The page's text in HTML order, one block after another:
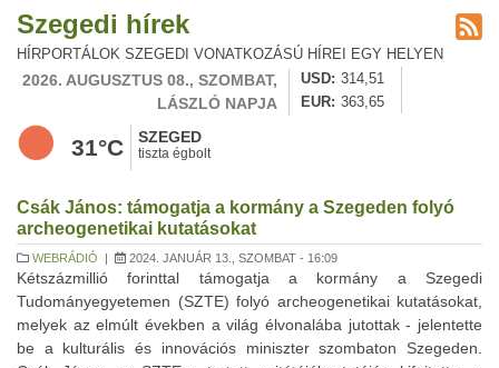
Szegedi hírek
HÍRPORTÁLOK SZEGEDI VONATKOZÁSÚ HÍREI EGY HELYEN
2026. AUGUSZTUS 08., SZOMBAT,
LÁSZLÓ NAPJA
USD
314,51
EUR
363,65
31°C SZEGED
tiszta égbolt
Csák János: támogatja a kormány a Szegeden folyó
archeogenetikai kutatásokat
WEBRÁDIÓ | 2024. JANUÁR 13., SZOMBAT - 16:09
Kétszázmillió forinttal támogatja a kormány a Szegedi
Tudományegyetemen (SZTE) folyó archeogenetikai kutatásokat,
melyek az elmúlt években a világ élvonalába jutottak - jelentette
be a kulturális és innovációs miniszter szombaton Szegeden.